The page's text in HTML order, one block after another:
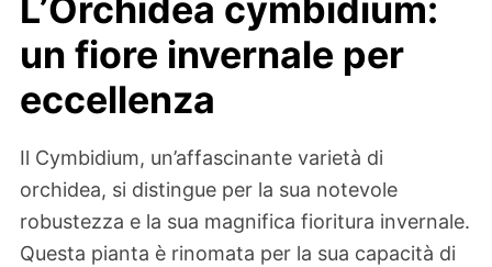
L’Orchidea cymbidium:
un fiore invernale per
eccellenza
Il Cymbidium, un’affascinante varietà di
orchidea, si distingue per la sua notevole
robustezza e la sua magnifica fioritura invernale.
Questa pianta è rinomata per la sua capacità di